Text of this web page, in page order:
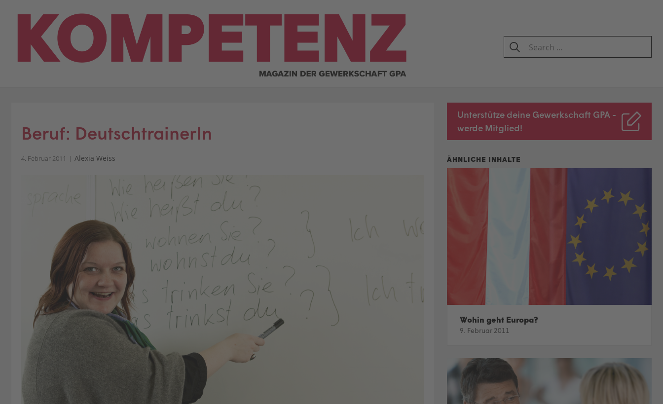
SEARCH
Search
for:
Beruf: DeutschtrainerIn
4. Februar 2011 Alexia Weiss
Unterstütze deine Gewerkschaft GPA -
werde Mitglied!
Wohin geht Europa?
9. Februar 2011